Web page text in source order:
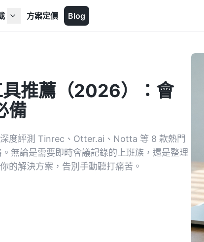
方案定價 Blog
推薦（2026）：會
備
度評測 Tinrec、Otter.ai、Notta 等 8 款熱門
無論是需要即時會議記錄的上班族，還是整理
的解決方案，告別手動聽打痛苦。